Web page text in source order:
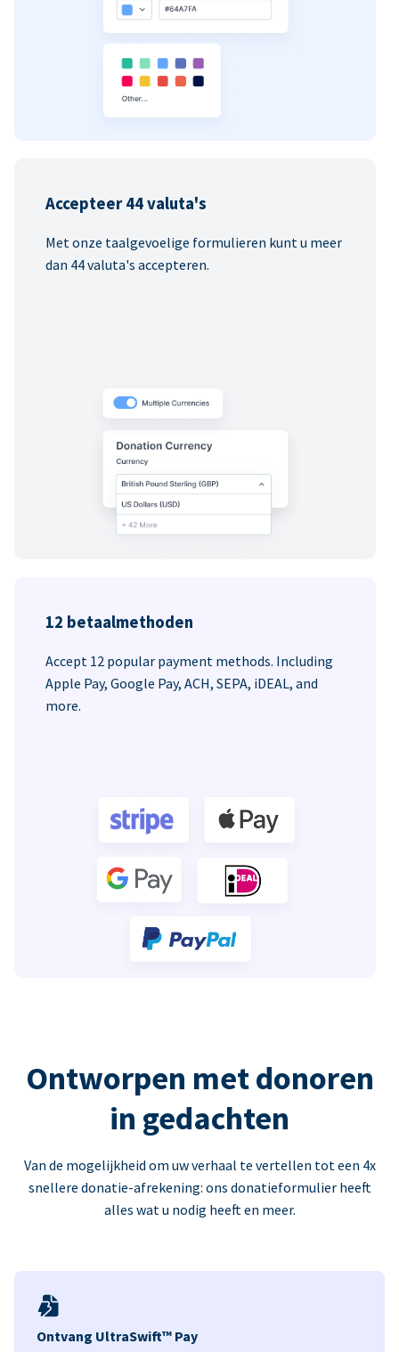
Accepteer 44 valuta's
Met onze taalgevoelige formulieren kunt u meer
dan 44 valuta's accepteren.
12 betaalmethoden
Accept 12 popular payment methods. Including
Apple Pay, Google Pay, ACH, SEPA, iDEAL, and
more.
Ontworpen met donoren
in gedachten
Van de mogelijkheid om uw verhaal te vertellen tot een 4x
snellere donatie-afrekening: ons donatieformulier heeft
alles wat u nodig heeft en meer.
Ontvang UltraSwift™ Pay